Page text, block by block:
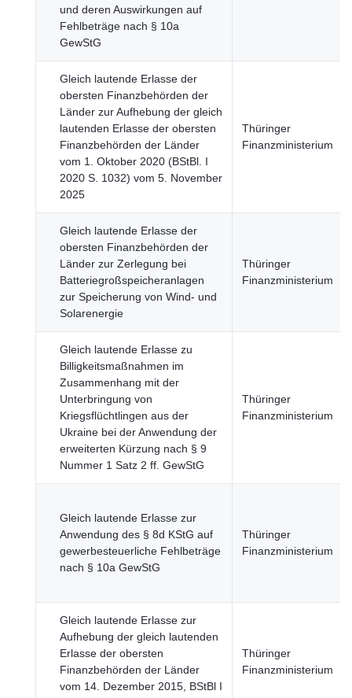
und deren Auswirkungen auf
Fehlbeträge nach § 10a
GewStG
Gleich lautende Erlasse der
obersten Finanzbehörden der
Länder zur Aufhebung der gleich
lautenden Erlasse der obersten
Finanzbehörden der Länder
vom 1. Oktober 2020 (BStBl. I
2020 S. 1032) vom 5. November
2025
Thüringer
Finanzministerium
Gleich lautende Erlasse der
obersten Finanzbehörden der
Länder zur Zerlegung bei
Batteriegroßspeicheranlagen
zur Speicherung von Wind- und
Solarenergie
Thüringer
Finanzministerium
Gleich lautende Erlasse zu
Billigkeitsmaßnahmen im
Zusammenhang mit der
Unterbringung von
Kriegsflüchtlingen aus der
Ukraine bei der Anwendung der
erweiterten Kürzung nach § 9
Nummer 1 Satz 2 ff. GewStG
Thüringer
Finanzministerium
Gleich lautende Erlasse zur
Anwendung des § 8d KStG auf
gewerbesteuerliche Fehlbeträge
nach § 10a GewStG
Thüringer
Finanzministerium
Gleich lautende Erlasse zur
Aufhebung der gleich lautenden
Erlasse der obersten
Finanzbehörden der Länder
vom 14. Dezember 2015, BStBl I
Thüringer
Finanzministerium